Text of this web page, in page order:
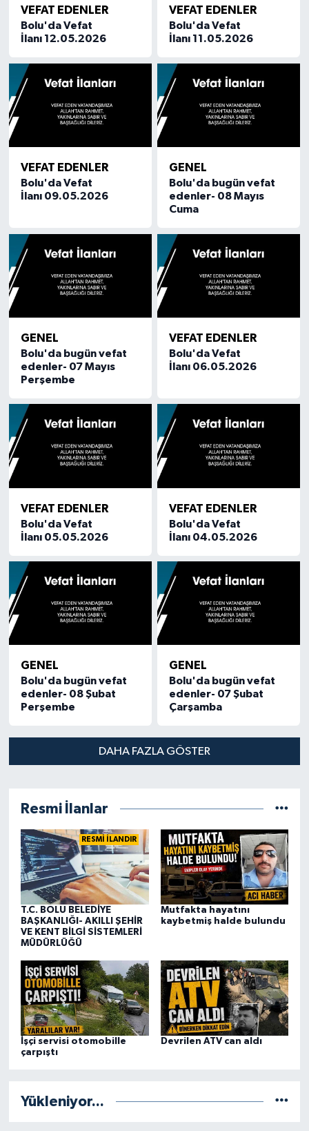
VEFAT EDENLER
Bolu'da Vefat
İlanı 12.05.2026
VEFAT EDENLER
Bolu'da Vefat
İlanı 11.05.2026
VEFAT EDENLER
Bolu'da Vefat
İlanı 09.05.2026
GENEL
Bolu'da bugün vefat
edenler- 08 Mayıs
Cuma
GENEL
Bolu'da bugün vefat
edenler- 07 Mayıs
Perşembe
VEFAT EDENLER
Bolu'da Vefat
İlanı 06.05.2026
VEFAT EDENLER
Bolu'da Vefat
İlanı 05.05.2026
VEFAT EDENLER
Bolu'da Vefat
İlanı 04.05.2026
GENEL
Bolu'da bugün vefat
edenler- 08 Şubat
Perşembe
GENEL
Bolu'da bugün vefat
edenler- 07 Şubat
Çarşamba
DAHA FAZLA GÖSTER
Resmi İlanlar
RESMİ İLANDIR
T.C. BOLU BELEDİYE
BAŞKANLIĞI- AKILLI ŞEHİR
VE KENT BİLGİ SİSTEMLERİ
MÜDÜRLÜĞÜ
Mutfakta hayatını
kaybetmiş halde bulundu
İşçi servisi otomobille
çarpıştı
Devrilen ATV can aldı
Yükleniyor...